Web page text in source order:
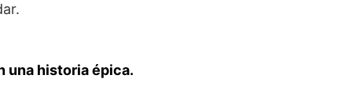
una historia épica.